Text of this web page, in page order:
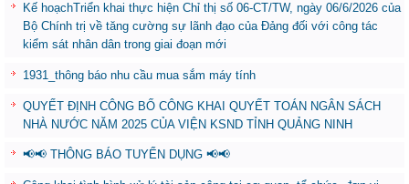
Kế hoạchTriển khai thực hiện Chỉ thị số 06-CT/TW, ngày 06/6/2026 của
Bộ Chính trị về tăng cường sự lãnh đạo của Đảng đối với công tác
kiểm sát nhân dân trong giai đoạn mới
1931_thông báo nhu cầu mua sắm máy tính
QUYẾT ĐỊNH CÔNG BỐ CÔNG KHAI QUYẾT TOÁN NGÂN SÁCH
NHÀ NƯỚC NĂM 2025 CỦA VIỆN KSND TỈNH QUẢNG NINH
📢📢 THÔNG BÁO TUYỂN DỤNG 📢📢